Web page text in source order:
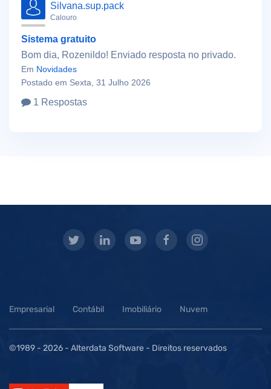
Silvana.sup.pack
Calouro
Sistema gratuito
Bom dia, Rozenildo! Enviado resposta no privado.
Em Novidades
Postado em Sexta, 31 Julho 2026
1 Respostas
Empresarial Contábil Imobiliário Nuvem
©1989 - 2026 - Alterdata Software - Direitos reservados